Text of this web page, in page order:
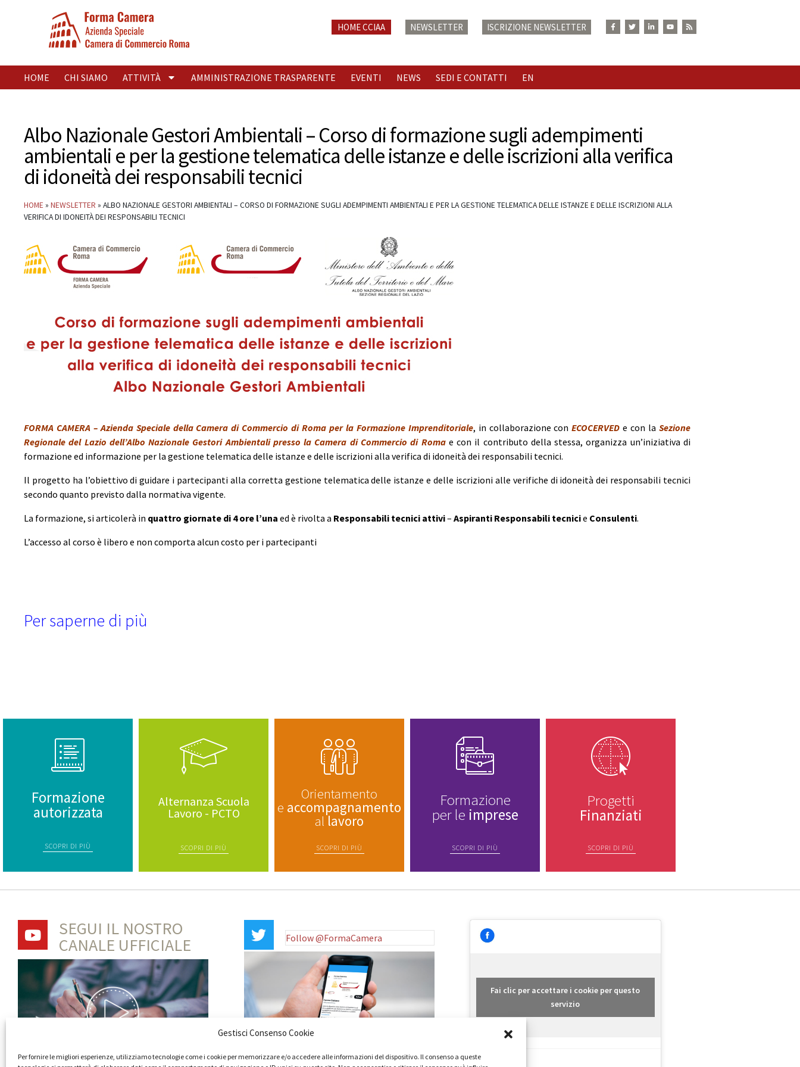
Gestisci Consenso Cookie
Per fornire le migliori esperienze, utilizziamo tecnologie come i cookie per memorizzare e/o accedere alle informazioni del dispositivo. Il consenso a queste
HOME CCIAA NEWSLETTER ISCRIZIONE NEWSLETTER
HOME CHI SIAMO ATTIVITÀ AMMINISTRAZIONE TRASPARENTE EVENTI NEWS SEDI E CONTATTI EN
Albo Nazionale Gestori Ambientali – Corso di formazione sugli adempimenti
ambientali e per la gestione telematica delle istanze e delle iscrizioni alla verifica
di idoneità dei responsabili tecnici
HOME » NEWSLETTER » ALBO NAZIONALE GESTORI AMBIENTALI – CORSO DI FORMAZIONE SUGLI ADEMPIMENTI AMBIENTALI E PER LA GESTIONE TELEMATICA DELLE ISTANZE E DELLE ISCRIZIONI ALLA
VERIFICA DI IDONEITÀ DEI RESPONSABILI TECNICI
FORMA CAMERA – Azienda Speciale della Camera di Commercio di Roma per la Formazione Imprenditoriale, in collaborazione conECOCERVED e con laSezione
Regionale del Lazio dell’Albo Nazionale Gestori Ambientali presso la Camera di Commercio di Roma e con il contributo della stessa, organizza un’iniziativa di
formazione ed informazione per la gestione telematica delle istanze e delle iscrizioni alla verifica di idoneità dei responsabili tecnici.
Il progetto ha l’obiettivo di guidare i partecipanti alla corretta gestione telematica delle istanze e delle iscrizioni alle verifiche di idoneità dei responsabili tecnici
secondo quanto previsto dalla normativa vigente.
La formazione, si articolerà in quattro giornate di 4 ore l’una ed è rivolta a Responsabili tecnici attivi– Aspiranti Responsabili tecnicie Consulenti.
L’accesso al corso è libero e non comporta alcun costo per i partecipanti
Per saperne di più
Formazione
autorizzata
SCOPRI DI PIÙ
Alternanza Scuola
Lavoro - PCTO
SCOPRI DI PIÙ
Orientamento
e accompagnamento
allavoro
SCOPRI DI PIÙ
Formazione
per le imprese
SCOPRI DI PIÙ
Progetti
Finanziati
SCOPRI DI PIÙ
SEGUI IL NOSTRO
CANALE UFFICIALE Follow @FormaCamera
Fai clic per accettare i cookie per questo
servizio